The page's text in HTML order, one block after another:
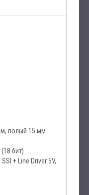
полый 15 мм
бит)
+ Line Driver 5V,